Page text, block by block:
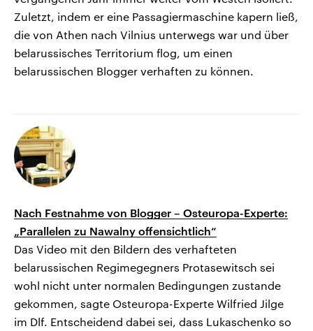
Zuletzt, indem er eine Passagiermaschine kapern ließ,
die von Athen nach Vilnius unterwegs war und über
belarussisches Territorium flog, um einen
belarussischen Blogger verhaften zu können.
Nach Festnahme von Blogger – Osteuropa-Experte:
„Parallelen zu Nawalny offensichtlich“
Das Video mit den Bildern des verhafteten
belarussischen Regimegegners Protasewitsch sei
wohl nicht unter normalen Bedingungen zustande
gekommen, sagte Osteuropa-Experte Wilfried Jilge
im Dlf. Entscheidend dabei sei, dass Lukaschenko so